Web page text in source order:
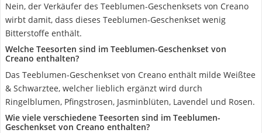
Nein, der Verkäufer des Teeblumen-Geschenksets von Creano
wirbt damit, dass dieses Teeblumen-Geschenkset wenig
Bitterstoffe enthält.
Welche Teesorten sind im Teeblumen-Geschenkset von
Creano enthalten?
Das Teeblumen-Geschenkset von Creano enthält milde Weißtee
& Schwarztee, welcher lieblich ergänzt wird durch
Ringelblumen, Pfingstrosen, Jasminblüten, Lavendel und Rosen.
Wie viele verschiedene Teesorten sind im Teeblumen-
Geschenkset von Creano enthalten?